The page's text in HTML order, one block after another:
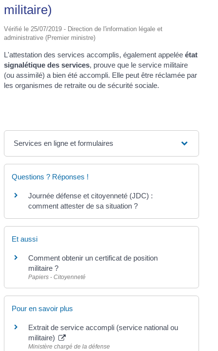
militaire)
Vérifié le 25/07/2019 - Direction de l'information légale et
administrative (Premier ministre)
L'attestation des services accomplis, également appeléeétat
signalétique des services, prouve que le service militaire
(ou assimilé) a bien été accompli. Elle peut être réclamée par
les organismes de retraite ou de sécurité sociale.
Services en ligne et formulaires
Questions ? Réponses !
Journée défense et citoyenneté (JDC) :
comment attester de sa situation ?
Et aussi
Comment obtenir un certificat de position
militaire ?
Papiers - Citoyenneté
Pour en savoir plus
Extrait de service accompli (service national ou
militaire)
Ministère chargé de la défense